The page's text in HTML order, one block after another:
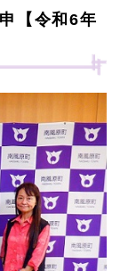
【令和6年